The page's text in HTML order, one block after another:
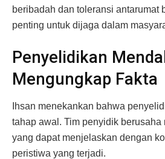
beribadah dan toleransi antarumat
penting untuk dijaga dalam
Penyelidikan
Mengungkap Fakta
Ihsan menekankan bahwa
tahap awal. Tim penyidik berusaha
yang dapat menjelaskan dengan
peristiwa yang terjadi.